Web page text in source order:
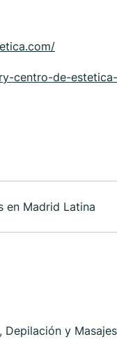
centro-de-
en Madrid Latina
y